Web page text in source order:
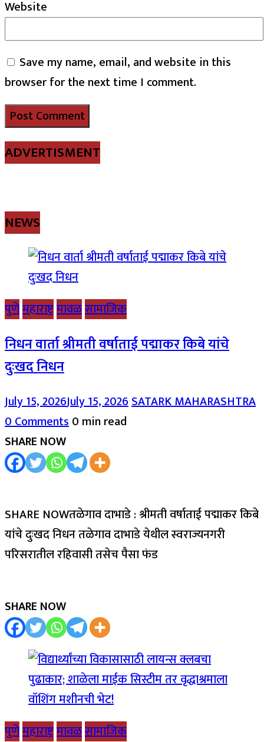
Website
Save my name, email, and website in this
browser for the next time I comment.
ADVERTISMENT
NEWS
पुणेमहाराष्ट्रमावळसामाजिक
निधन वार्ता श्रीमती वर्षाताई पद्माकर किबे यांचे
दुःखद निधन
July 15, 2026July 15, 2026SATARK MAHARASHTRA
0 Comments0 min read
SHARE NOW
SHARE NOWतळेगाव दाभाडे : श्रीमती वर्षाताई पद्माकर किबे
यांचे दुःखद निधन तळेगाव दाभाडे येथील स्वराज्यनगरी
परिसरातील रहिवासी तसेच पैसा फंड
SHARE NOW
पुणेमहाराष्ट्रमावळसामाजिक